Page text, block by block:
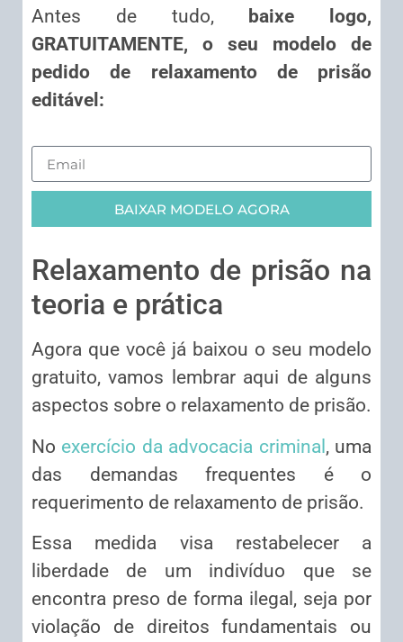
Antes de tudo,
baixe logo,
GRATUITAMENTE, o seu modelo de
pedido de relaxamento de prisão
editável:
BAIXAR MODELO AGORA
Relaxamento de prisão na
teoria e prática
Agora que você já baixou o seu modelo
gratuito, vamos lembrar aqui de alguns
aspectos sobre o relaxamento de prisão.
No exercício da advocacia criminal , uma
das demandas frequentes é o
requerimento de relaxamento de prisão.
Essa medida visa restabelecer a
liberdade de um indivíduo que se
encontra preso de forma ilegal, seja por
violação de direitos fundamentais ou